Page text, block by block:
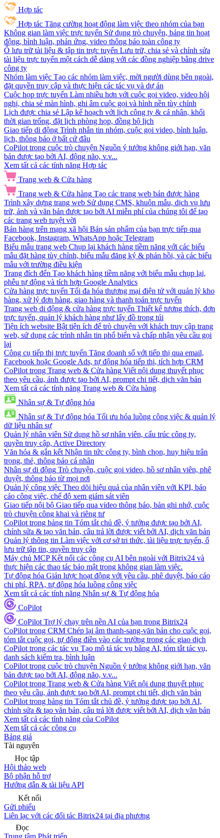
Hợp tác
Hợp tác Tăng cường hoạt động làm việc theo nhóm của bạn
Không gian làm việc trực tuyến Sử dụng trò chuyện, bảng tin hoạt
động, bình luận, phản ứng, video thông báo toàn công ty
Ổ lưu trữ tài liệu & tập tin trực tuyến Lưu trữ, chia sẻ và chỉnh sửa
tài liệu trực tuyến một cách dễ dàng với các đồng nghiệp bằng drive
công ty
Nhóm làm việc Tạo các nhóm làm việc, mời người dùng bên ngoài,
đặt quyền truy cập và thực hiện các tác vụ và dự án
Cuộc họp trực tuyến Làm nhiều hơn với cuộc gọi video, video hội
nghị, chia sẻ màn hình, ghi âm cuộc gọi và hình nền tùy chỉnh
Lịch được chia sẻ Lập kế hoạch với lịch công ty & cá nhân, khối
thời gian trống, đặt lịch phòng họp, đồng bộ lịch
Giao tiếp di động Trình nhắn tin nhóm, cuộc gọi video, bình luận,
lịch, thông báo ở bất cứ đâu
CoPilot trong cuộc trò chuyện Nguồn ý tưởng không giới hạn, văn
bản được tạo bởi AI, động não, v.v...
Xem tất cả các tính năng Hợp tác
Trang web & Cửa hàng
Trang web & Cửa hàng Tạo các trang web bán được hàng
Trình xây dựng trang web Sử dụng CMS, khuôn mẫu, dịch vụ lưu
trữ, ảnh và văn bản được tạo bởi AI miễn phí của chúng tôi để tạo
các trang web tuyệt vời
Bán hàng trên mạng xã hội Bán sản phẩm của bạn trực tiếp qua
Facebook, Instagram, WhatsApp hoặc Telegram
Biểu mẫu trang web Chụp lại khách hàng tiềm năng với các biểu
mẫu đặt hàng tùy chỉnh, biểu mẫu đăng ký & phản hồi, và các biểu
mẫu với trường điều kiện
Trang đích đến Tạo khách hàng tiềm năng với biểu mẫu chụp lại,
phễu tự động và tích hợp Google Analytics
Cửa hàng trực tuyến Tối đa hóa thương mại điện tử với quản lý kho
hàng, xử lý đơn hàng, giao hàng và thanh toán trực tuyến
Trang web di động & cửa hàng trực tuyến Thiết kế tương thích, đơn
trực tuyến, quản lý khách hàng như lấy đồ trong túi
Tiện ích website Bật tiện ích để trò chuyện với khách truy cập trang
web, sử dụng các trình nhắn tin phổ biến và chấp nhận yêu cầu gọi
lại
Công cụ tiếp thị trực tuyến Tăng doanh số với tiếp thị qua email,
Facebook hoặc Google Ads, tự động hóa tiếp thị, tích hợp CRM
CoPilot trong Trang web & Cửa hàng Viết nội dung thuyết phục
theo yêu cầu, ảnh được tạo bởi AI, prompt chi tiết, dịch văn bản
Xem tất cả các tính năng Trang web & Cửa hàng
Nhân sự & Tự động hóa
Nhân sự & Tự động hóa Tối ưu hóa luồng công việc & quản lý
dữ liệu nhân sự
Quản lý nhân viên Sử dụng hồ sơ nhân viên, cấu trúc công ty,
quyền truy cập, Active Directory
Văn hóa & gắn kết Nhận tin tức công ty, bình chọn, huy hiệu trân
trọng, thẻ, thông báo cá nhân
Nhân sự di động Trò chuyện, cuộc gọi video, hồ sơ nhân viên, phê
duyệt, thông báo từ mọi nơi
Quản lý công việc Theo dõi hiệu quả của nhân viên với KPI, báo
cáo công việc, chế độ xem giám sát viên
Giao tiếp nội bộ Giao tiếp qua video thông báo, bản ghi nhớ, cuộc
trò chuyện công khai và riêng tư
CoPilot trong bảng tin Tóm tắt chủ đề, ý tưởng được tạo bởi AI,
chỉnh sửa & tạo văn bản, câu trả lời được viết bởi AI, dịch văn bản
Quản lý thông tin Làm việc với cơ sở tri thức, tài liệu trực tuyến, ổ
lưu trữ tập tin, quyền truy cập
Máy chủ MCP Kết nối các công cụ AI bên ngoài với Bitrix24 và
thực hiện các thao tác bảo mật trong không gian làm việc.
Tự động hóa Giản lược hoạt động với yêu cầu, phê duyệt, báo cáo
chi phí, RPA, tự động hóa luồng công việc
Xem tất cả các tính năng Nhân sự & Tự động hóa
CoPilot
CoPilot Trợ lý chạy trên nền AI của bạn trong Bitrix24
CoPilot trong CRM Chép lại âm thanh-sang-văn bản cho cuộc gọi,
tóm tắt cuộc gọi, tự động điền vào các trường trong các giao dịch
CoPilot trong các tác vụ Tạo mô tả tác vụ bằng AI, tóm tắt tác vụ,
danh sách kiểm tra, bình luận
CoPilot trong cuộc trò chuyện Nguồn ý tưởng không giới hạn, văn
bản được tạo bởi AI, động não, v.v...
CoPilot trong Trang web & Cửa hàng Viết nội dung thuyết phục
theo yêu cầu, ảnh được tạo bởi AI, prompt chi tiết, dịch văn bản
CoPilot trong bảng tin Tóm tắt chủ đề, ý tưởng được tạo bởi AI,
chỉnh sửa & tạo văn bản, câu trả lời được viết bởi AI, dịch văn bản
Xem tất cả các tính năng của CoPilot
Xem tất cả các công cụ
Bảng giá
Tài nguyên
Học tập
Hội thảo web
Bộ phận hỗ trợ
Hướng dẫn & tài liệu API
Kết nối
Gửi phiếu
Liên lạc với các đối tác Bitrix24 tại địa phương
Đọc
Trung tâm Phát triển